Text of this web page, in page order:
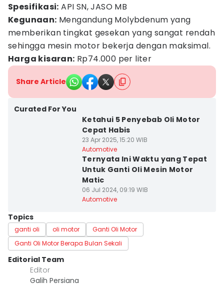
Spesifikasi: API SN, JASO MB
Kegunaan: Mengandung Molybdenum yang
memberikan tingkat gesekan yang sangat rendah
sehingga mesin motor bekerja dengan maksimal.
Harga kisaran: Rp74.000 per liter
Share Article
Curated For You
Ketahui 5 Penyebab Oli Motor
Cepat Habis
23 Apr 2025, 15:20 WIB
Automotive
Ternyata Ini Waktu yang Tepat
Untuk Ganti Oli Mesin Motor
Matic
06 Jul 2024, 09:19 WIB
Automotive
Topics
ganti oli oli motor
Ganti Oli Motor
Ganti Oli Motor Berapa Bulan Sekali
Editorial Team
Editor
Galih Persiana